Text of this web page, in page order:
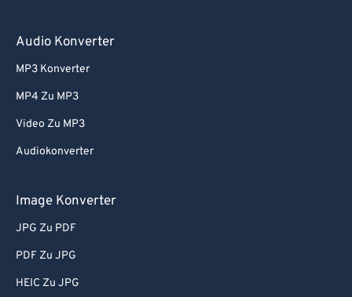
Audio Konverter
MP3 Konverter
MP4 Zu MP3
Video Zu MP3
Audiokonverter
Image Konverter
JPG Zu PDF
PDF Zu JPG
HEIC Zu JPG